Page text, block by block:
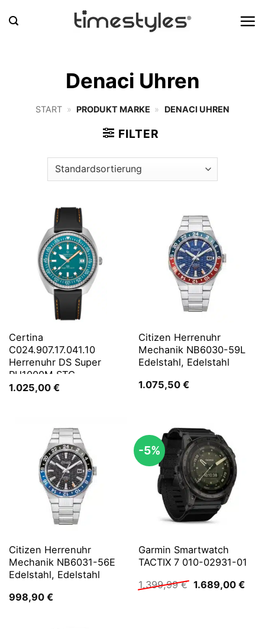
Inhalt
Denaci Uhren
START » PRODUKT MARKE » DENACI UHREN
FILTER
Certina
C024.907.17.041.10
Herrenuhr DS Super
PH1000M STC
1.025,00 €
Citizen Herrenuhr
Mechanik NB6030-59L
Edelstahl, Edelstahl
1.075,50 €
Citizen Herrenuhr
Mechanik NB6031-56E
Edelstahl, Edelstahl
998,90 €
-5%
Garmin Smartwatch
TACTIX 7 010-02931-01
1.399,99€ Ursprünglicher
1.689,00 €